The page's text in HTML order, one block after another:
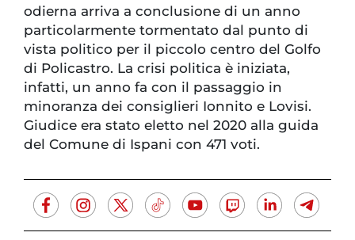
odierna arriva a conclusione di un anno
particolarmente tormentato dal punto di
vista politico per il piccolo centro del Golfo
di Policastro. La crisi politica è iniziata,
infatti, un anno fa con il passaggio in
minoranza dei consiglieri Ionnito e Lovisi.
Giudice era stato eletto nel 2020 alla guida
del Comune di Ispani con 471 voti.